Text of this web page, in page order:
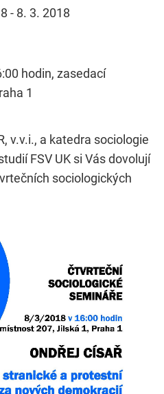
- 8. 3. 2018
hodin, zasedací
1
v.v.i., a katedra sociologie
FSV UK si Vás dovolují
sociologických